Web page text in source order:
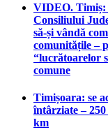
VIDEO. Timiș:
Consiliului
să-și vândă
comunitățile –
“lucrătoarelor
comune
Timișoara: se
întârziate –
km